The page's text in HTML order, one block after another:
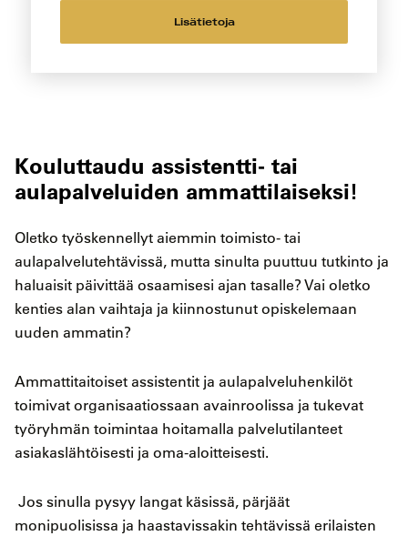
Lisätietoja
Kouluttaudu assistentti- tai
aulapalveluiden ammattilaiseksi!
Oletko työskennellyt aiemmin toimisto- tai
aulapalvelutehtävissä, mutta sinulta puuttuu tutkinto ja
haluaisit päivittää osaamisesi ajan tasalle? Vai oletko
kenties alan vaihtaja ja kiinnostunut opiskelemaan
uuden ammatin?
Ammattitaitoiset assistentit ja aulapalveluhenkilöt
toimivat organisaatiossaan avainroolissa ja tukevat
työryhmän toimintaa hoitamalla palvelutilanteet
asiakaslähtöisesti ja oma-aloitteisesti.
Jos sinulla pysyy langat käsissä, pärjäät
monipuolisissa ja haastavissakin tehtävissä erilaisten